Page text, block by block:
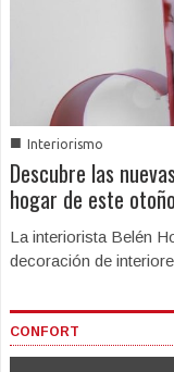
■ Interiorismo
Descubre las
hogar de este otoño
La interiorista Belén
decoración de
CONFORT